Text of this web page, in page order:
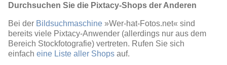
Durchsuchen Sie die Pixtacy-Shops der Anderen
Bei der Bildsuchmaschine »Wer-hat-Fotos.net« sind
bereits viele Pixtacy-Anwender (allerdings nur aus dem
Bereich Stockfotografie) vertreten. Rufen Sie sich
einfach eine Liste aller Shops auf.